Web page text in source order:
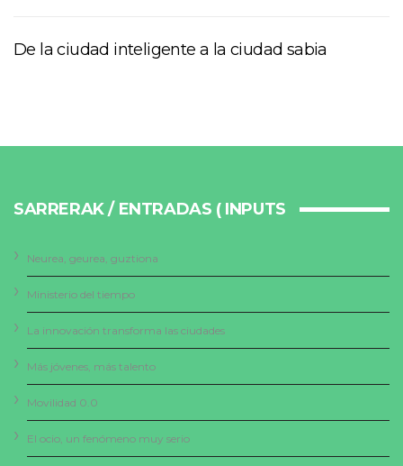
De la ciudad inteligente a la ciudad sabia
SARRERAK / ENTRADAS ( INPUTS
Neurea, geurea, guztiona
Ministerio del tiempo
La innovación transforma las ciudades
Más jóvenes, más talento
Movilidad 0.0
El ocio, un fenómeno muy serio